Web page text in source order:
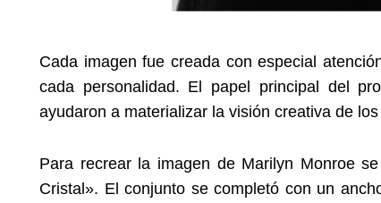
Cada imagen fue creada con especial
cada personalidad. El papel principal del
ayudaron a materializar la visión creativa de
Para recrear la imagen de Marilyn Monroe
Cristal». El conjunto se completó con un